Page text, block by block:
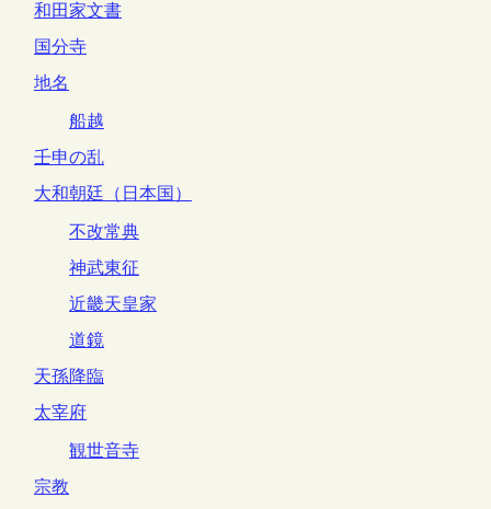
和田家文書
国分寺
地名
船越
壬申の乱
大和朝廷（日本国）
不改常典
神武東征
近畿天皇家
道鏡
天孫降臨
太宰府
観世音寺
宗教